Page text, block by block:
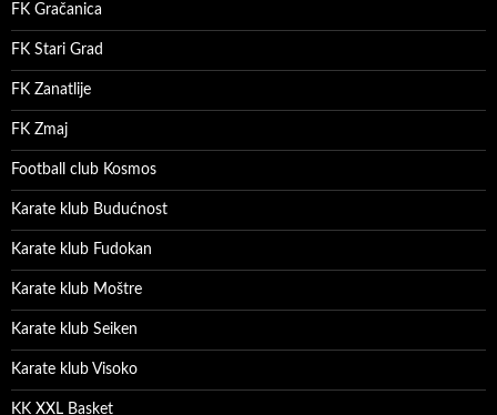
FK Gračanica
FK Stari Grad
FK Zanatlije
FK Zmaj
Football club Kosmos
Karate klub Budućnost
Karate klub Fudokan
Karate klub Moštre
Karate klub Seiken
Karate klub Visoko
KK XXL Basket